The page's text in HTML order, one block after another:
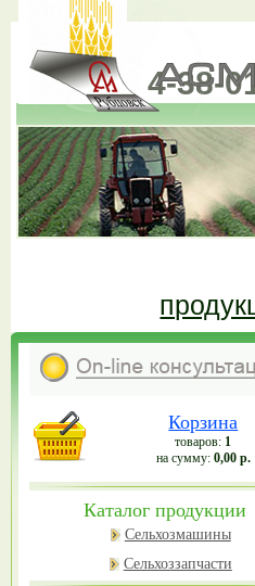
(385-57) 4-38-
Корзина
товаров: 1
на сумму: 0,00 р.
Каталог продукции
Сельхозмашины
Сельхоззапчасти